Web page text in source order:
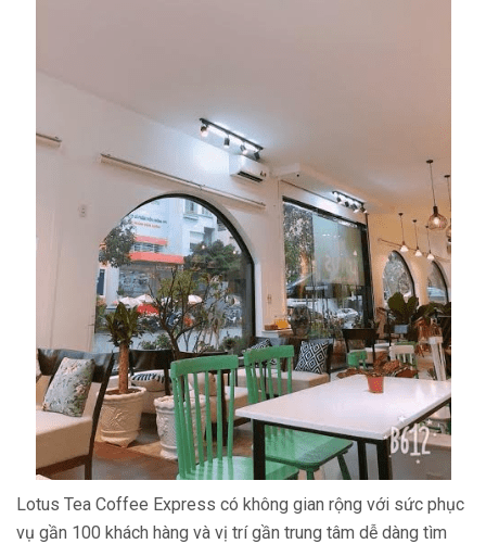
Lotus Tea Coffee Express có không gian rộng với sức phục
vụ gần 100 khách hàng và vị trí gần trung tâm dễ dàng tìm